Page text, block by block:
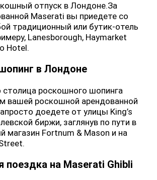
отпуск в Лондоне.За
Maserati вы приедете со
традиционный или бутик-отель
Lanesborough, Haymarket
Hotel.
в Лондоне
роскошного шопинга
вашей роскошной арендованной
доедете от улицы King’s
биржи, заглянув по пути в
магазин Fortnum & Mason и на
поездка на Maserati Ghibli